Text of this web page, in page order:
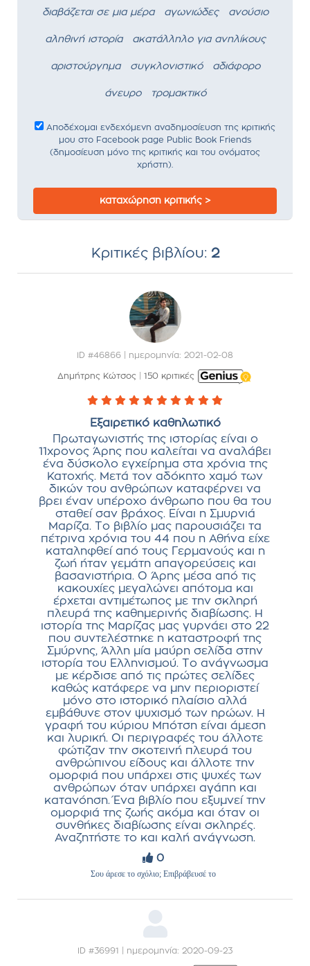
διαβάζεται σε μια μέρα αγωνιώδες ανούσιο
αληθινή ιστορία ακατάλληλο για ανηλίκους
αριστούργημα συγκλονιστικό αδιάφορο
άνευρο τρομακτικό
Αποδέχομαι ενδεχόμενη αναδημοσίευση της κριτικής
μου στο Facebook page Public Book Friends
(δημοσίευση μόνο της κριτικής και του ονόματος
χρήστη).
καταχώρηση κριτικής >
Κριτικές βιβλίου: 2
ID #46866 | ημερομηνία: 2021-02-08
Δημήτρης Κώτσος |150 κριτικές
Εξαιρετικό καθηλωτικό
Πρωταγωνιστής της ιστορίας είναι ο
11χρονος Άρης που καλείται να αναλάβει
ένα δύσκολο εγχείρημα στα χρόνια της
Κατοχής. Μετά τον αδόκητο χαμό των
δικών του ανθρώπων καταφέρνει να
βρει έναν υπέροχο άνθρωπο που θα του
σταθεί σαν βράχος. Είναι η Σμυρνιά
Μαρίζα. Το βιβλίο μας παρουσιάζει τα
πέτρινα χρόνια του 44 που η Αθήνα είχε
καταληφθεί από τους Γερμανούς και η
ζωή ήταν γεμάτη απαγορεύσεις και
βασανιστήρια. Ο Άρης μέσα από τις
κακουχίες μεγαλώνει απότομα και
έρχεται αντιμέτωπος με την σκληρή
πλευρά της καθημερινής διαβίωσης. Η
ιστορία της Μαρίζας μας γυρνάει στο 22
που συντελέστηκε η καταστροφή της
Σμύρνης, Άλλη μία μαύρη σελίδα στην
ιστορία του Ελληνισμού. Το ανάγνωσμα
με κέρδισε από τις πρώτες σελίδες
καθώς κατάφερε να μην περιοριστεί
μόνο στο ιστορικό πλαίσιο αλλά
εμβάθυνε στον ψυχισμό των ηρώων. Η
γραφή του κύριου Μπότση είναι άμεση
και λυρική. Οι περιγραφές του άλλοτε
φώτιζαν την σκοτεινή πλευρά του
ανθρώπινου είδους και άλλοτε την
ομορφιά που υπάρχει στις ψυχές των
ανθρώπων όταν υπάρχει αγάπη και
κατανόηση. Ένα βιβλίο που εξυμνεί την
ομορφιά της ζωής ακόμα και όταν οι
συνθήκες διαβίωσης είναι σκληρές.
Αναζητήστε το και καλή ανάγνωση.
0
Σου άρεσε το σχόλιο; Επιβράβευσέ το
ID #36991 | ημερομηνία: 2020-09-23